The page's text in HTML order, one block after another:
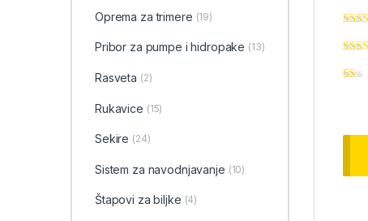
Oprema za trimere (19)
Pribor za pumpe i hidropake (13)
Rasveta (2)
Rukavice (15)
Sekire (24)
Sistem za navodnjavanje (10)
Štapovi za biljke (4)